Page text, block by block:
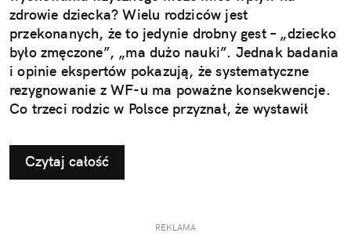
zdrowie dziecka? Wielu rodziców jest
przekonanych, że to jedynie drobny gest – „dziecko
było zmęczone”, „ma dużo nauki”. Jednak badania
i opinie ekspertów pokazują, że systematyczne
rezygnowanie z WF-u ma poważne konsekwencje.
Co trzeci rodzic w Polsce przyznał, że wystawił
ruchowych. Ta pozornie niewinna decyzja w
dłuższej perspektywie odbiera najmłodszym szansę
na prawidłowy rozwój i budowanie odporności, a
ujawniają się dopiero w dorosłym życiu.
Czytaj całość
REKLAMA